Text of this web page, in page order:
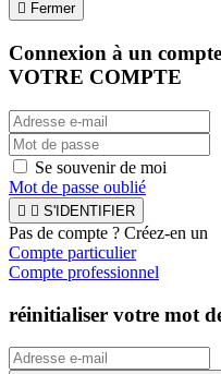
 Fermer
Connexion à un
VOTRE COMPTE
Se souvenir de moi
Mot de passe oublié
  S'IDENTIFIER
Pas de compte ? Créez-en un
Compte particulier
Compte professionnel
réinitialiser votre mot